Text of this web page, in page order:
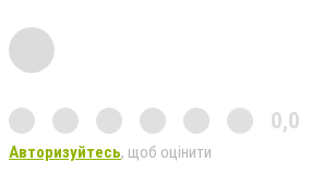
0,0
Авторизуйтесь, щоб оцінити